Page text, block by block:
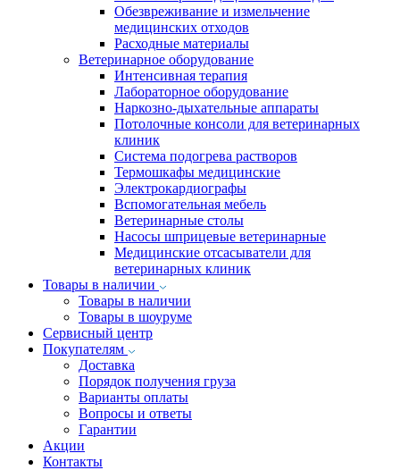
Обезвреживание и измельчение
медицинских отходов
Расходные материалы
Ветеринарное оборудование
Интенсивная терапия
Лабораторное оборудование
Наркозно-дыхательные аппараты
Потолочные консоли для ветеринарных
клиник
Система подогрева растворов
Термошкафы медицинские
Электрокардиографы
Вспомогательная мебель
Ветеринарные столы
Насосы шприцевые ветеринарные
Медицинские отсасыватели для
ветеринарных клиник
Товары в наличии
Товары в наличии
Товары в шоуруме
Сервисный центр
Покупателям
Доставка
Порядок получения груза
Варианты оплаты
Вопросы и ответы
Гарантии
Акции
Контакты